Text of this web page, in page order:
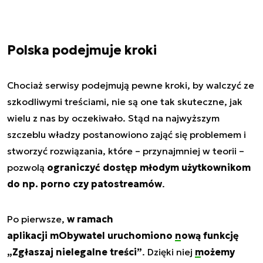
Polska podejmuje kroki
Chociaż serwisy podejmują pewne kroki, by walczyć ze
szkodliwymi treściami, nie są one tak skuteczne, jak
wielu z nas by oczekiwało. Stąd na najwyższym
szczeblu władzy postanowiono zająć się problemem i
stworzyć rozwiązania, które – przynajmniej w teorii –
pozwolą ograniczyć dostęp młodym użytkownikom
do np. porno czy patostreamów.
Po pierwsze, w ramach
aplikacji mObywatel uruchomiono nową funkcję
„Zgłaszaj nielegalne treści”. Dzięki niej możemy